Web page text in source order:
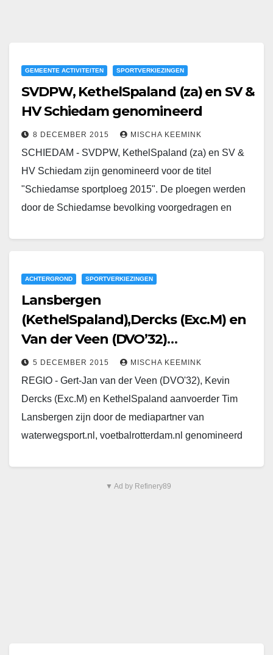
GEMEENTE ACTIVITEITEN SPORTVERKIEZINGEN
SVDPW, KethelSpaland (za) en SV &
HV Schiedam genomineerd
8 DECEMBER 2015 MISCHA KEEMINK
SCHIEDAM - SVDPW, KethelSpaland (za) en SV &
HV Schiedam zijn genomineerd voor de titel
"Schiedamse sportploeg 2015". De ploegen werden
door de Schiedamse bevolking voorgedragen en
ACHTERGROND SPORTVERKIEZINGEN
Lansbergen
(KethelSpaland),Dercks (Exc.M) en
Van der Veen (DVO’32)
genomineerd
5 DECEMBER 2015 MISCHA KEEMINK
REGIO - Gert-Jan van der Veen (DVO'32), Kevin
Dercks (Exc.M) en KethelSpaland aanvoerder Tim
Lansbergen zijn door de mediapartner van
waterwegsport.nl, voetbalrotterdam.nl genomineerd
▼ Ad by Refinery89